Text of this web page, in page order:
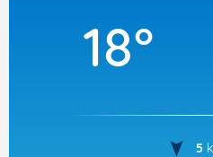
18°
5